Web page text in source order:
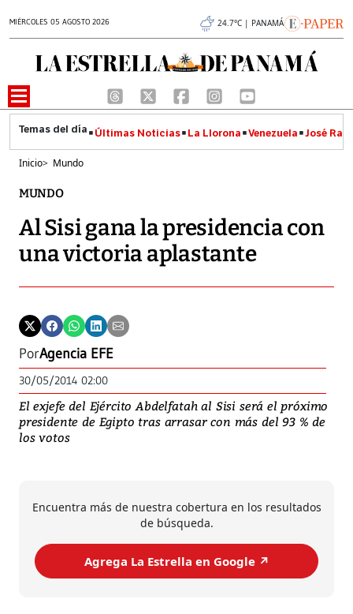
MIÉRCOLES 05 AGOSTO 2026 24.7°C | PANAMÁ
Últimas Noticias La Llorona Venezuela José
Inicio> Mundo
MUNDO
Al Sisi gana la presidencia con
una victoria aplastante
PorAgencia EFE
30/05/2014 02:00
El exjefe del Ejército Abdelfatah al Sisi será el próximo
presidente de Egipto tras arrasar con más del 93 % de
los votos
Encuentra más de nuestra cobertura en los resultados
de búsqueda.
Agrega La Estrella en Google ↗️